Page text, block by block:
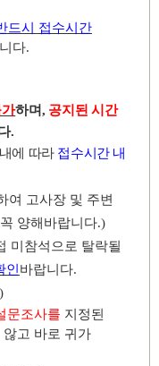
드시 접수시간
다.
하며, 공지된 시간
.
에 따라 접수시간 내
여 고사장 및 주변
양해바랍니다.)
미참석으로 탈락될
바랍니다.
)
문조사를 지정된
고 바로 귀가